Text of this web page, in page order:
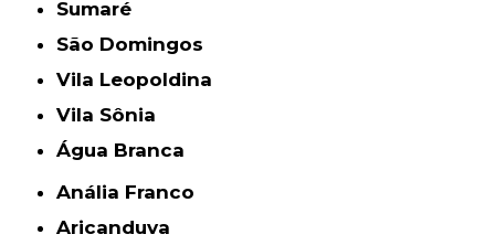
Sumaré
São Domingos
Vila Leopoldina
Vila Sônia
Água Branca
Anália Franco
Aricanduva